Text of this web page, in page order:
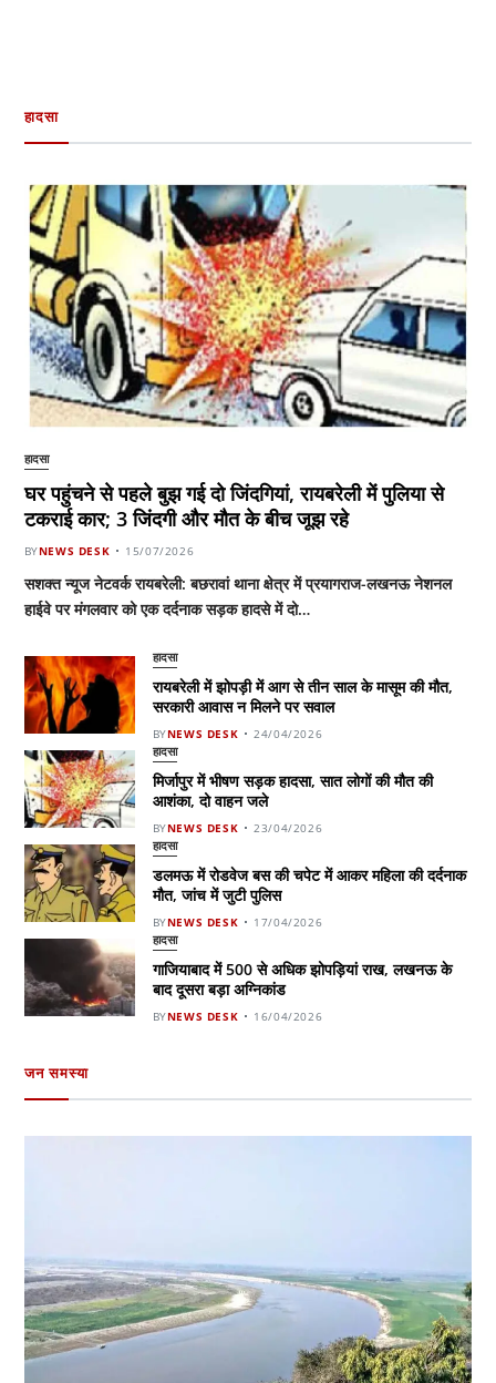
हादसा
हादसा
घर पहुंचने से पहले बुझ गई दो जिंदगियां, रायबरेली में पुलिया से
टकराई कार; 3 जिंदगी और मौत के बीच जूझ रहे
BYNEWS DESK 15/07/2026
सशक्त न्यूज नेटवर्क रायबरेली: बछरावां थाना क्षेत्र में प्रयागराज-लखनऊ नेशनल
हाईवे पर मंगलवार को एक दर्दनाक सड़क हादसे में दो…
हादसा
रायबरेली में झोपड़ी में आग से तीन साल के मासूम की मौत,
सरकारी आवास न मिलने पर सवाल
BYNEWS DESK 24/04/2026
हादसा
मिर्जापुर में भीषण सड़क हादसा, सात लोगों की मौत की
आशंका, दो वाहन जले
BYNEWS DESK 23/04/2026
हादसा
डलमऊ में रोडवेज बस की चपेट में आकर महिला की दर्दनाक
मौत, जांच में जुटी पुलिस
BYNEWS DESK 17/04/2026
हादसा
गाजियाबाद में 500 से अधिक झोपड़ियां राख, लखनऊ के
बाद दूसरा बड़ा अग्निकांड
BYNEWS DESK 16/04/2026
जन समस्या